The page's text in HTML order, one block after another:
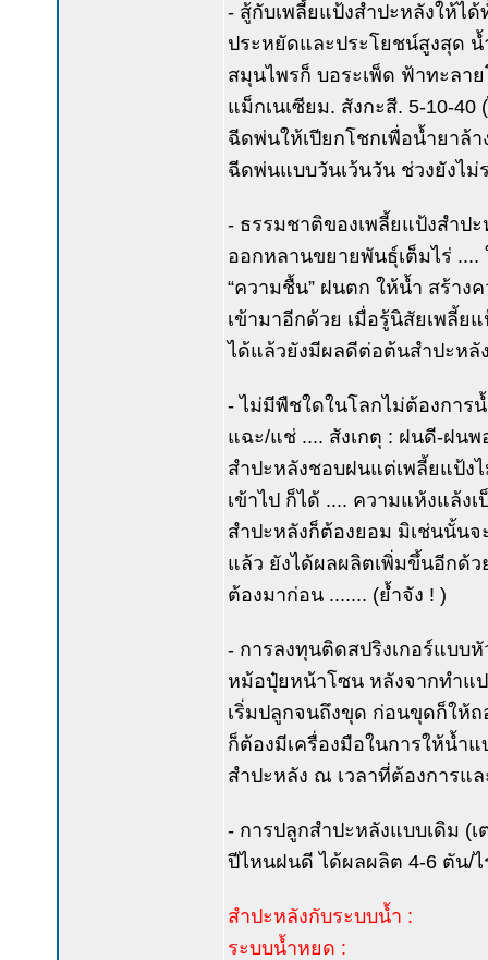
- สู้กับเพลี้ยแป้งสำปะหลังให้ไ
ประหยัดและประโยชน์สูงสุด น้
สมุนไพรก็ บอระเพ็ด ฟ้าทะลา
แม็กเนเซียม. สังกะสี. 5-10-
ฉีดพ่นให้เปียกโชกเพื่อน้ำยาล้
ฉีดพ่นแบบวันเว้นวัน ช่วงยังไ
- ธรรมชาติของเพลี้ยแป้งสำป
ออกหลานขยายพันธุ์เต็มไร่ ....
“ความชื้น” ฝนตก ให้น้ำ สร้าง
เข้ามาอีกด้วย เมื่อรู้นิสัยเพลี้ย
ได้แล้วยังมีผลดีต่อต้นสำปะหลั
- ไม่มีพืชใดในโลกไม่ต้องการ
แฉะ/แช่ .... สังเกตุ : ฝนดี-ฝน
สำปะหลังชอบฝนแต่เพลี้ยแป้ง
เข้าไป ก็ได้ .... ความแห้งแล้
สำปะหลังก็ต้องยอม มิเช่นนั้นจ
แล้ว ยังได้ผลผลิตเพิ่มขึ้นอีกด้
ต้องมาก่อน ....... (ย้ำจัง ! )
- การลงทุนติดสปริงเกอร์แบบ
หม้อปุ๋ยหน้าโซน หลังจากทำแป
เริ่มปลูกจนถึงขุด ก่อนขุดก็ให้ถ
ก็ต้องมีเครื่องมือในการให้น้ำ
สำปะหลัง ณ เวลาที่ต้องการแล
- การปลูกสำปะหลังแบบเดิม (
ปีไหนฝนดี ได้ผลผลิต 4-6 ตัน/
สำปะหลังกับระบบน้ำ :
ระบบน้ำหยด :